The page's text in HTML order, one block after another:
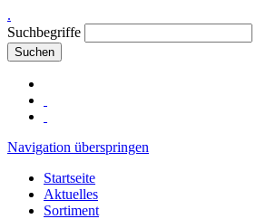
.
Suchbegriffe
Suchen
Navigation überspringen
Startseite
Aktuelles
Sortiment